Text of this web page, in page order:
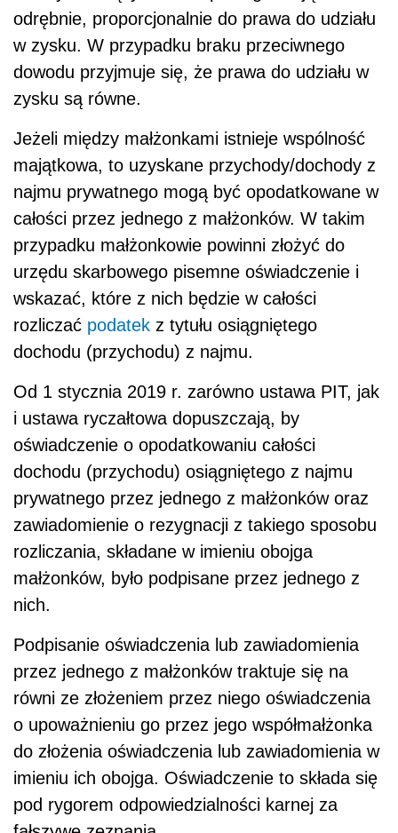
odrębnie, proporcjonalnie do prawa do udziału
w zysku. W przypadku braku przeciwnego
dowodu przyjmuje się, że prawa do udziału w
zysku są równe.
Jeżeli między małżonkami istnieje wspólność
majątkowa, to uzyskane przychody/dochody z
najmu prywatnego mogą być opodatkowane w
całości przez jednego z małżonków. W takim
przypadku małżonkowie powinni złożyć do
urzędu skarbowego pisemne oświadczenie i
wskazać, które z nich będzie w całości
rozliczać podatek z tytułu osiągniętego
dochodu (przychodu) z najmu.
Od 1 stycznia 2019 r. zarówno ustawa PIT, jak
i ustawa ryczałtowa dopuszczają, by
oświadczenie o opodatkowaniu całości
dochodu (przychodu) osiągniętego z najmu
prywatnego przez jednego z małżonków oraz
zawiadomienie o rezygnacji z takiego sposobu
rozliczania, składane w imieniu obojga
małżonków, było podpisane przez jednego z
nich.
Podpisanie oświadczenia lub zawiadomienia
przez jednego z małżonków traktuje się na
równi ze złożeniem przez niego oświadczenia
o upoważnieniu go przez jego współmałżonka
do złożenia oświadczenia lub zawiadomienia w
imieniu ich obojga. Oświadczenie to składa się
pod rygorem odpowiedzialności karnej za